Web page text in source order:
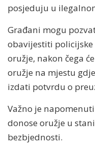
posjeduju u
Građani mogu
obavijestiti policijske
oružje, nakon čega
oružje na mjestu
izdati potvrdu o
Važno je
donose oružje u
bezbjednosti.